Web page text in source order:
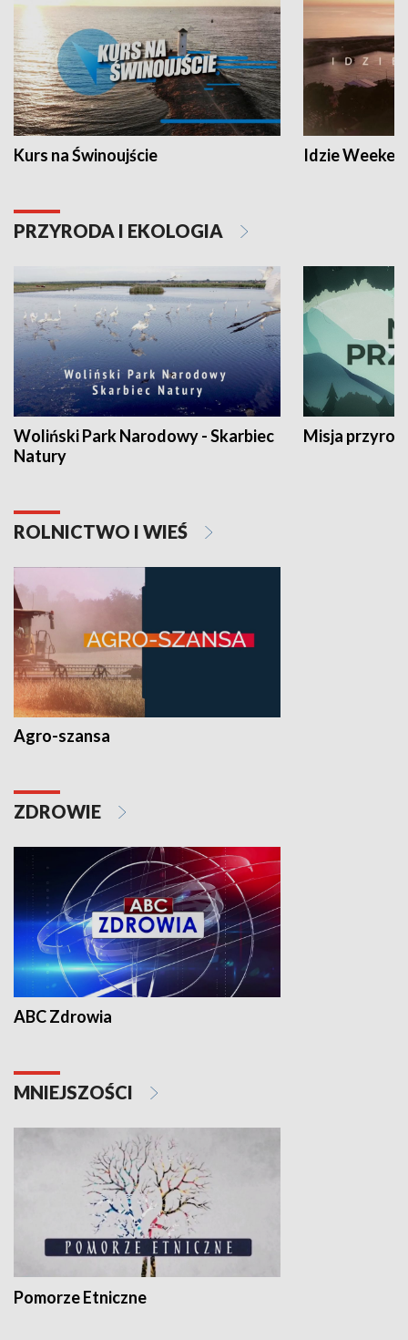
Kurs na Świnoujście Idzie
PRZYRODA I EKOLOGIA
Woliński Park Narodowy - Skarbiec
Natury
Misja
ROLNICTWO I WIEŚ
Agro-szansa
ZDROWIE
ABC Zdrowia
MNIEJSZOŚCI
Pomorze Etniczne